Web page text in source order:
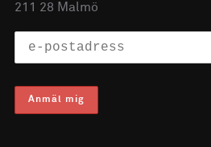
211 28 Malmö